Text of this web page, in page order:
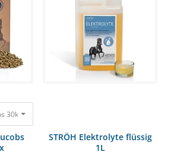
30kg Feedbox Ein strukturreicher
STRÖH Elektrolyte flüssig
1L